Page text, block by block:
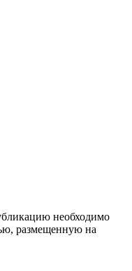
необходимо
размещенную на